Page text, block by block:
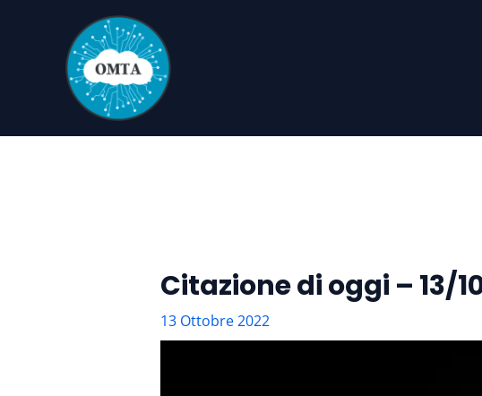
contenuto
Citazione di oggi – 13/
13 Ottobre 2022